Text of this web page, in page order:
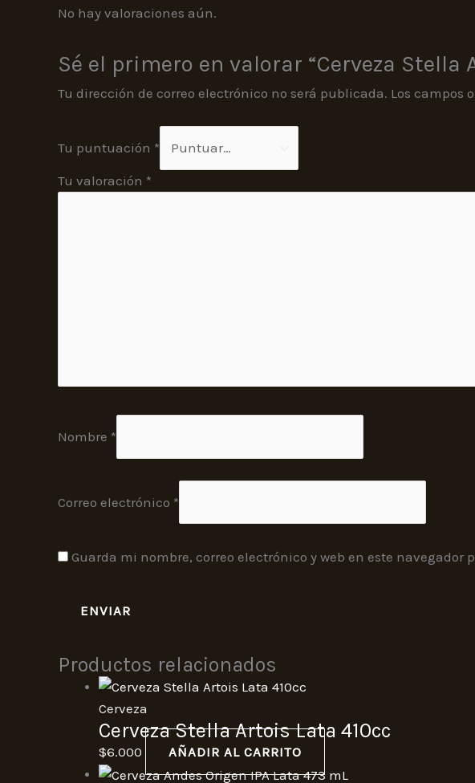
No hay valoraciones aún.
Sé el primero en valorar “Cerveza Stella
Tu dirección de correo electrónico no será publicada. Los campos
Tu puntuación *
Tu valoración *
Nombre *
Correo electrónico *
Guarda mi nombre, correo electrónico y web en este navegador
Productos relacionados
Cerveza
Cerveza Stella Artois Lata 410cc
$6.000 AÑADIR AL CARRITO